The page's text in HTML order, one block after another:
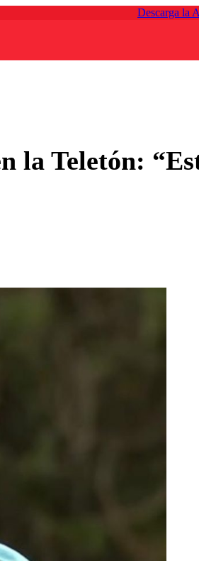
Descarga la
la Teletón: